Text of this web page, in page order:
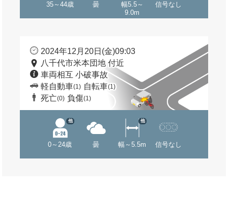
35～44歳 曇
幅5.5～
9.0m
信号なし
2024年12月20日(金)09:03
八千代市米本団地 付近
車両相互 小破事故
軽自動車(1) 自転車(1)
死亡(0) 負傷(1)
0～24歳
他
曇 幅～5.5m
他
信号なし